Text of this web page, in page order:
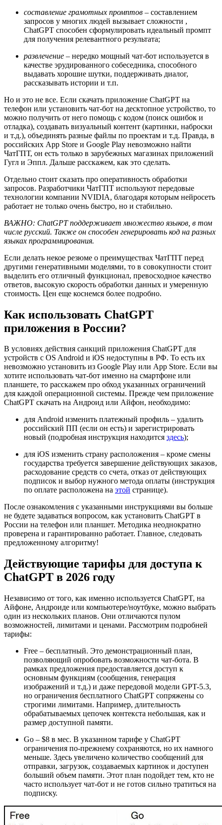
составление грамотных промптов – составлением
запросов у многих людей вызывает сложности ,
ChatGPT способен сформулировать идеальный промпт
для получения релевантного результата;
развлечение – нередко мощный чат-бот используется в
качестве эрудированного собеседника, способного
выдавать хорошие шутки, поддерживать диалог,
рассказывать истории и т.п.
Но и это не все. Если скачать приложение ChatGPT на
телефон или установить чат-бот на десктопное устройство, то
можно получить от него помощь с кодом (поиск ошибок и
отладка), создавать визуальный контент (картинки, наброски
и т.д.), объединять разные файлы по проектам и т.д. Правда, в
российских App Store и Google Play невозможно найти
ЧатГПТ, он есть только в зарубежных магазинах приложений
Гугл и Эппл. Дальше расскажем, как это сделать.
Отдельно стоит сказать про оперативность обработки
запросов. Разработчики ЧатГПТ используют передовые
технологии компании NVIDIA, благодаря которым нейросеть
работает не только очень быстро, но и стабильно.
ВАЖНО: ChatGPT поддерживает множество языков, в том
числе русский. Также он способен генерировать код на разных
языках программирования.
Если делать некое резюме о преимуществах ЧатГПТ перед
другими генеративными моделями, то в совокупности стоит
выделить его отличный функционал, превосходное качество
ответов, высокую скорость обработки данных и умеренную
стоимость. Цен еще коснемся более подробно.
Как использовать ChatGPT
приложения в России?
В условиях действия санкций приложения ChatGPT для
устройств с OS Android и iOS недоступны в РФ. То есть их
невозможно установить из Google Play или App Store. Если вы
хотите использовать чат-бот именно на смартфоне или
планшете, то расскажем про обход указанных ограничений
для каждой операционной системы. Прежде чем приложение
ChatGPT скачать на Андроид или Айфон, необходимо:
для Android изменить платежный профиль – удалить
российский ПП (если он есть) и зарегистрировать
новый (подробная инструкция находится здесь);
для iOS изменить страну расположения – кроме смены
государства требуется завершение действующих заказов,
расходование средств со счета, отказ от действующих
подписок и выбор нужного метода оплаты (инструкция
по оплате расположена на этой странице).
После ознакомления с указанными инструкциями вы больше
не будете задаваться вопросом, как установить ChatGPT в
России на телефон или планшет. Методика неоднократно
проверена и гарантированно работает. Главное, следовать
предложенному алгоритму!
Действующие тарифы для доступа к
ChatGPT в 2026 году
Независимо от того, как именно используется ChatGPT, на
Айфоне, Андроиде или компьютере/ноутбуке, можно выбрать
один из нескольких планов. Они отличаются пулом
возможностей, лимитами и ценами. Рассмотрим подробней
тарифы:
Free – бесплатный. Это демонстрационный план,
позволяющий опробовать возможности чат-бота. В
рамках предложения предоставляется доступ к
основным функциям (сообщения, генерация
изображений и т.д.) и даже передовой модели GPT-5.3,
но ограничения бесплатного ChatGPT сопряжены со
строгими лимитами. Например, длительность
обрабатываемых цепочек контекста небольшая, как и
размер доступной памяти.
Go – $8 в мес. В указанном тарифе у ChatGPT
ограничения по-прежнему сохраняются, но их намного
меньше. Здесь увеличено количество сообщений для
отправки, загрузок, создаваемых картинок и доступен
больший объем памяти. Этот план подойдет тем, кто не
часто использует чат-бот и не готов сильно тратиться на
подписку.